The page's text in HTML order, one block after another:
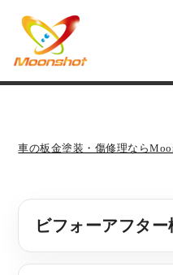
車の板金塗装・傷修理なら
ビフォーアフター